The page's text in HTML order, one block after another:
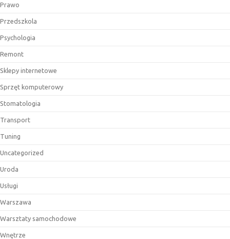
Prawo
Przedszkola
Psychologia
Remont
Sklepy internetowe
Sprzęt komputerowy
Stomatologia
Transport
Tuning
Uncategorized
Uroda
Usługi
Warszawa
Warsztaty samochodowe
Wnętrze